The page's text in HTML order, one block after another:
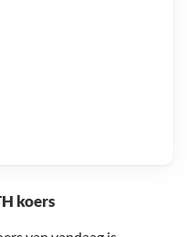
koers